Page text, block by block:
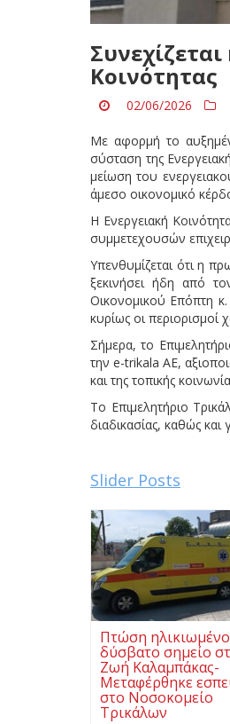
Κοινότητας
02/06/2026
Με αφορμή το
σύσταση της
μείωση του
άμεσο οικονομικό
Η Ενεργειακή
συμμετεχουσών
Υπενθυμίζεται ότι η
ξεκινήσει ήδη από
Οικονομικού Επόπτη
κυρίως οι
Σήμερα, το
την e-trikala ΑΕ,
και της τοπικής
Το Επιμελητήριο
διαδικασίας, καθώς
Slider Posts
Πτώση
δύσβατο σημείο
Ζωή Καλαμπάκας-
Μεταφέρθηκε
στο Νοσοκομείο
Τρικάλων